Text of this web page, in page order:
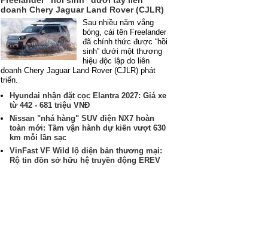
doanh Chery Jaguar Land Rover (CJLR)
Sau nhiều năm vắng
bóng, cái tên Freelander
đã chính thức được “hồi
sinh” dưới một thương
hiệu độc lập do liên
doanh Chery Jaguar Land Rover (CJLR) phát
triển.
Hyundai nhận đặt cọc Elantra 2027: Giá xe
từ 442 - 681 triệu VNĐ
Nissan "nhá hàng" SUV điện NX7 hoàn
toàn mới: Tầm vận hành dự kiến vượt 630
km mỗi lần sạc
VinFast VF Wild lộ diện bản thương mại:
Rộ tin đồn sở hữu hệ truyền động EREV